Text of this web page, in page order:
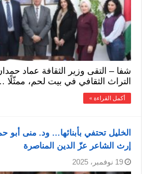
شفا – التقى وزير الثقافة عماد
التراث الثقافي في بيت لحم، ممثّلًا
أكمل القراءة »
الخليل تحتفي بأبنائها… ود. منى
إرث الشاعر عزّ الدين المناصرة
19 نوفمبر، 2025